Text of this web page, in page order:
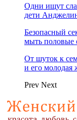
Одни ищут
дети
Безопасный
мыть половые
От шуток к
и его молодая
Prev Next